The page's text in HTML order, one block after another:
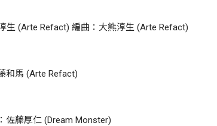
生 (Arte Refact) 編曲：大熊淳生 (Arte Refact)
和馬 (Arte Refact)
佐藤厚仁 (Dream Monster)